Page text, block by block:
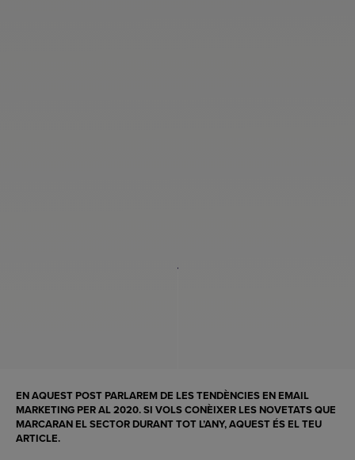
EN AQUEST POST PARLAREM DE LES TENDÈNCIES EN EMAIL
MARKETING PER AL 2020. SI VOLS CONÈIXER LES NOVETATS QUE
MARCARAN EL SECTOR DURANT TOT L’ANY, AQUEST ÉS EL TEU
ARTICLE.